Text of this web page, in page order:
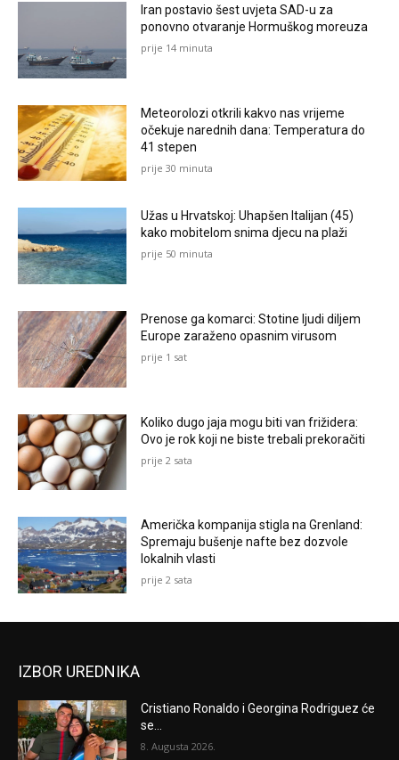
Iran postavio šest uvjeta SAD-u za
ponovno otvaranje Hormuškog moreuza
prije 14 minuta
Meteorolozi otkrili kakvo nas vrijeme
očekuje narednih dana: Temperatura do
41 stepen
prije 30 minuta
Užas u Hrvatskoj: Uhapšen Italijan (45)
kako mobitelom snima djecu na plaži
prije 50 minuta
Prenose ga komarci: Stotine ljudi diljem
Europe zaraženo opasnim virusom
prije 1 sat
Koliko dugo jaja mogu biti van frižidera:
Ovo je rok koji ne biste trebali prekoračiti
prije 2 sata
Američka kompanija stigla na Grenland:
Spremaju bušenje nafte bez dozvole
lokalnih vlasti
prije 2 sata
IZBOR UREDNIKA
Cristiano Ronaldo i Georgina Rodriguez će
se...
8. Augusta 2026.